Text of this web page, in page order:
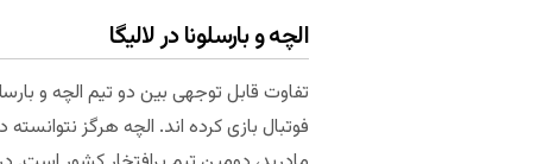
الچه و بارسلونا در لالیگا
تفاوت قابل توجهی بین دو تیم الچه و